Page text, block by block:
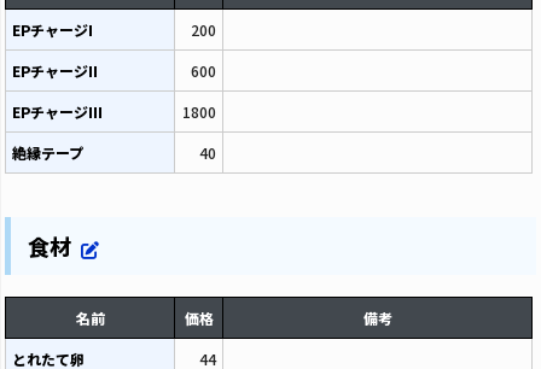
EPチャージI
200
EPチャージII
600
EPチャージIII
1800
絶縁テープ
40
食材
名前 価格
備考
とれたて卵
44